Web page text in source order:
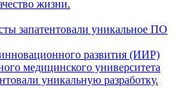
жизни.
запатентовали уникальное ПО
развития (ИИР)
медицинского университета
уникальную разработку.